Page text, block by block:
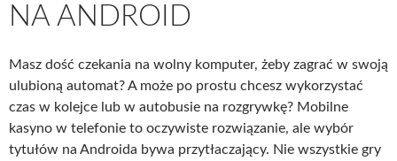
NA ANDROID
Masz dość czekania na wolny komputer, żeby zagrać w swoją
ulubioną automat? A może po prostu chcesz wykorzystać
czas w kolejce lub w autobusie na rozgrywkę? Mobilne
kasyno w telefonie to oczywiste rozwiązanie, ale wybór
tytułów na Androida bywa przytłaczający. Nie wszystkie gry